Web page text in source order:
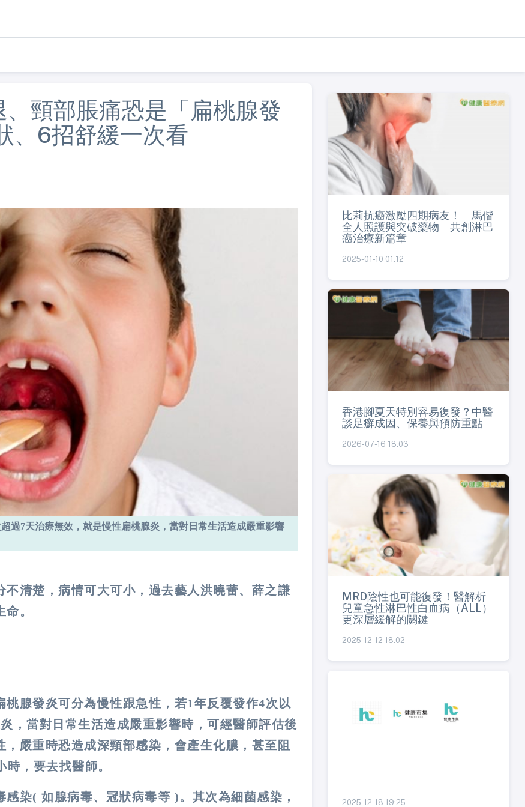
頸部脹痛恐是「扁桃腺發
、6招舒緩一次看
過7天治療無效，就是慢性扁桃腺炎，當對日常生活造成嚴重影響
清楚，病情可大可小，過去藝人洪曉蕾、薛之謙
。
腺發炎可分為慢性跟急性，若1年反覆發作4次以
，當對日常生活造成嚴重影響時，可經醫師評估後
嚴重時恐造成深頸部感染，會產生化膿，甚至阻
，要去找醫師。
染( 如腺病毒、冠狀病毒等 )。其次為細菌感染，
比莉抗癌激勵四期病友！ 馬偕
全人照護與突破藥物 共創淋巴
癌治療新篇章
2025-01-10 01:12
香港腳夏天特別容易復發？中醫
談足癬成因、保養與預防重點
2026-07-16 18:03
MRD陰性也可能復發！醫解析
兒童急性淋巴性白血病（ALL）
更深層緩解的關鍵
2025-12-12 18:02
2025-12-18 19:25